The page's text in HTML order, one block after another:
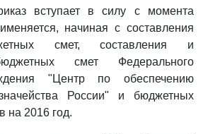
вступает в силу с момента
начиная с составления
смет, составления и
смет Федерального
"Центр по обеспечению
России" и бюджетных
на 2016 год.